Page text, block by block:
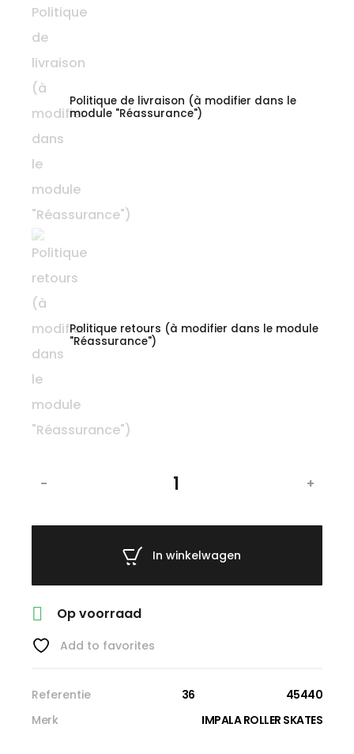
Politique de livraison (à modifier dans le
module "Réassurance")
Politique retours (à modifier dans le module
"Réassurance")
- +
In winkelwagen
 Op voorraad
Add to favorites
Referentie 36
45440
Merk
IMPALA ROLLER SKATES